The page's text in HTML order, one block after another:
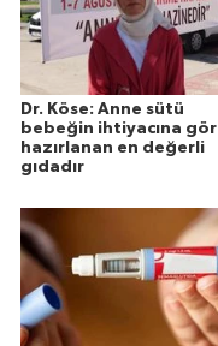
Dr. Köse: Anne sütü
bebeğin ihtiyacına
hazırlanan en değerli
gıdadır